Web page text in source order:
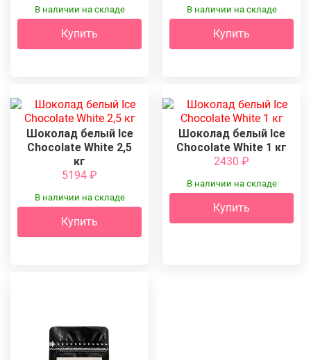
В наличии на складе
Купить
В наличии на складе
Купить
Шоколад белый Ice
Chocolate White 2,5
кг
5194 ₽
В наличии на складе
Купить
Шоколад белый Ice
Chocolate White 1 кг
2430 ₽
В наличии на складе
Купить